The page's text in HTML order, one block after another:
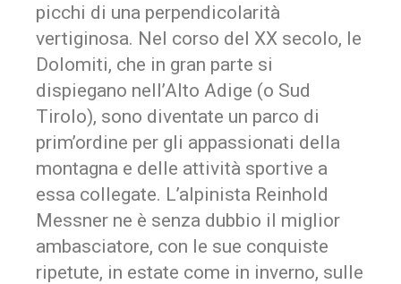
picchi di una perpendicolarità
vertiginosa. Nel corso del XX secolo, le
Dolomiti, che in gran parte si
dispiegano nell’Alto Adige (o Sud
Tirolo), sono diventate un parco di
prim’ordine per gli appassionati della
montagna e delle attività sportive a
essa collegate. L’alpinista Reinhold
Messner ne è senza dubbio il miglior
ambasciatore, con le sue conquiste
ripetute, in estate come in inverno, sulle